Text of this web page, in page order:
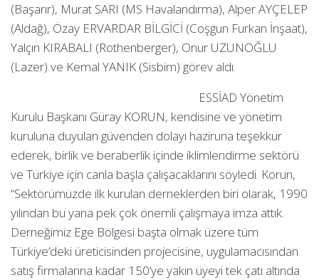
(Başarır), Murat SARI (MS Havalandırma), Alper AYÇELEP
(Aldağ), Özay ERVARDAR BİLGİCİ (Coşgun Furkan İnşaat),
Yalçın KIRABALI (Rothenberger), Onur UZUNOĞLU
(Lazer) ve Kemal YANIK (Sisbim) görev aldı.
ESSİAD Yönetim
Kurulu Başkanı Güray KORUN, kendisine ve yönetim
kuruluna duyulan güvenden dolayı haziruna teşekkür
ederek, birlik ve beraberlik içinde iklimlendirme sektörü
ve Türkiye için canla başla çalışacaklarını söyledi. Korun,
“Sektörümüzde ilk kurulan derneklerden biri olarak, 1990
yılından bu yana pek çok önemli çalışmaya imza attık.
Derneğimiz Ege Bölgesi başta olmak üzere tüm
Türkiye’deki üreticisinden projecisine, uygulamacısından
satış firmalarına kadar 150’ye yakın üyeyi tek çatı altında